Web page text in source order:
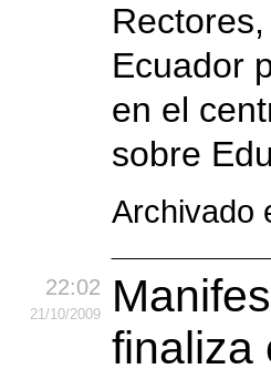
Ecuador
en el
sobre
Archivado
22:02
21/10/2009
finaliza